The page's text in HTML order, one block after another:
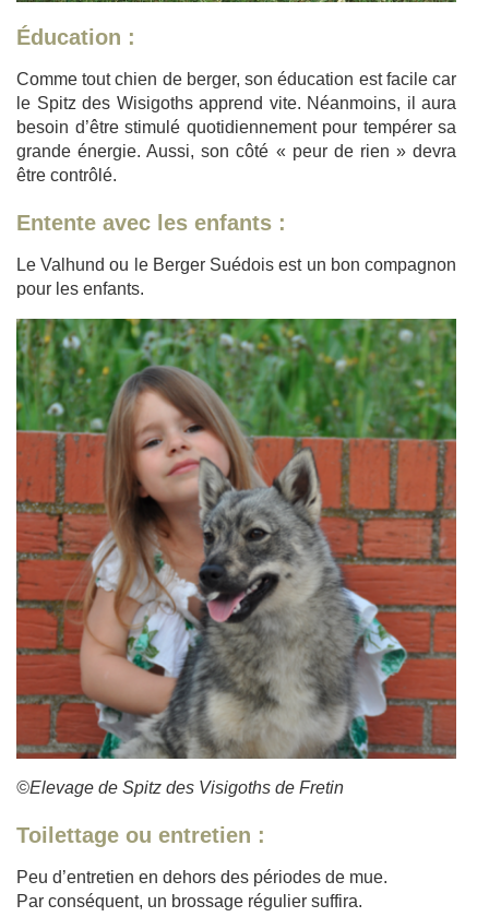
Éducation :
Comme tout chien de berger, son éducation est facile car
le Spitz des Wisigoths apprend vite. Néanmoins, il aura
besoin d’être stimulé quotidiennement pour tempérer sa
grande énergie. Aussi, son côté « peur de rien » devra
être contrôlé.
Entente avec les enfants :
Le Valhund ou le Berger Suédois est un bon compagnon
pour les enfants.
©Elevage de Spitz des Visigoths de Fretin
Toilettage ou entretien :
Peu d’entretien en dehors des périodes de mue.
Par conséquent, un brossage régulier suffira.